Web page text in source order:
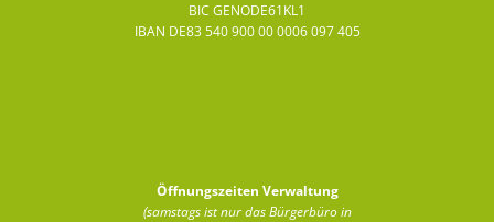
BIC GENODE61KL1
IBAN DE83 540 900 00 0006 097 405
Öffnungszeiten Verwaltung
(samstags ist nur das Bürgerbüro in